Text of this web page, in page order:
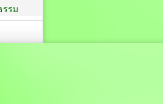
รรม